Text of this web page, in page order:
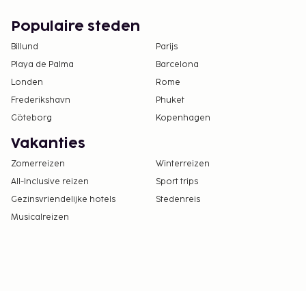
Contacloos inchecken en contactloos
uitchecken zijn mogelijk.
Populaire steden
Billund
Parijs
Playa de Palma
Barcelona
Londen
Rome
Frederikshavn
Phuket
Göteborg
Kopenhagen
Vakanties
Zomerreizen
Winterreizen
All-Inclusive reizen
Sport trips
Gezinsvriendelijke hotels
Stedenreis
Musicalreizen